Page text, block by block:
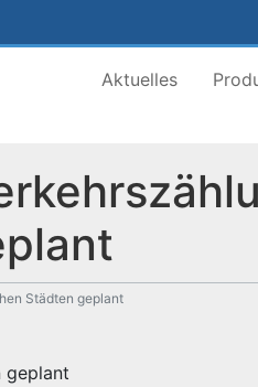
Aktuelles
Städten geplant
geplant